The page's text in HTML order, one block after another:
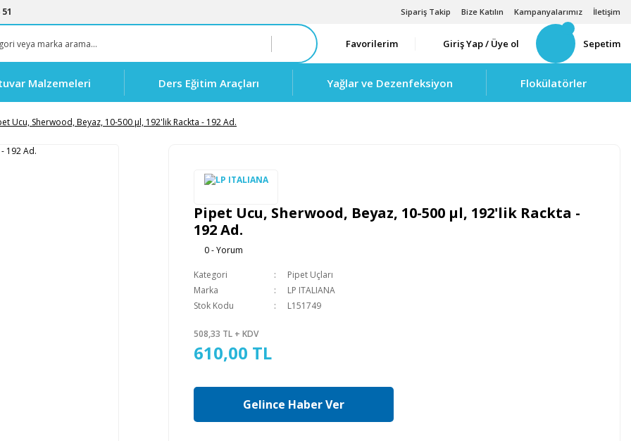
Sipariş Takip Bize Katılın Kampanyalarımız İletişim
Favorilerim Giriş Yap / Üye ol Sepetim
Malzemeleri Ders Eğitim Araçları Yağlar ve Dezenfeksiyon Flokülatörler
Ucu, Sherwood, Beyaz, 10-500 µl, 192'lik Rackta - 192 Ad.
Pipet Ucu, Sherwood, Beyaz, 10-500 µl, 192'lik Rackta -
192 Ad.
0 - Yorum
Kategori
Pipet Uçları
Marka
LP ITALIANA
Stok Kodu
L151749
508,33 TL + KDV
610,00 TL
Gelince Haber Ver